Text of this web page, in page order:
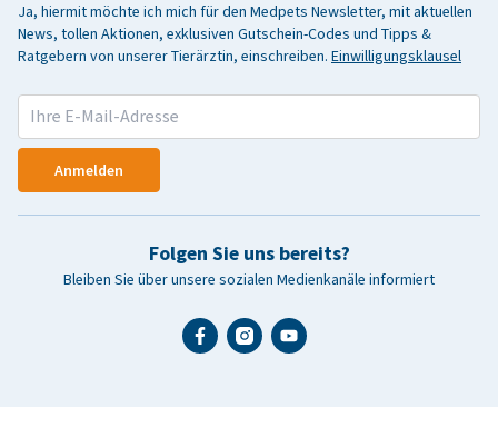
Ja, hiermit möchte ich mich für den Medpets Newsletter, mit aktuellen
News, tollen Aktionen, exklusiven Gutschein-Codes und Tipps &
Ratgebern von unserer Tierärztin, einschreiben. Einwilligungsklausel
Anmelden
Folgen Sie uns bereits?
Bleiben Sie über unsere sozialen Medienkanäle informiert